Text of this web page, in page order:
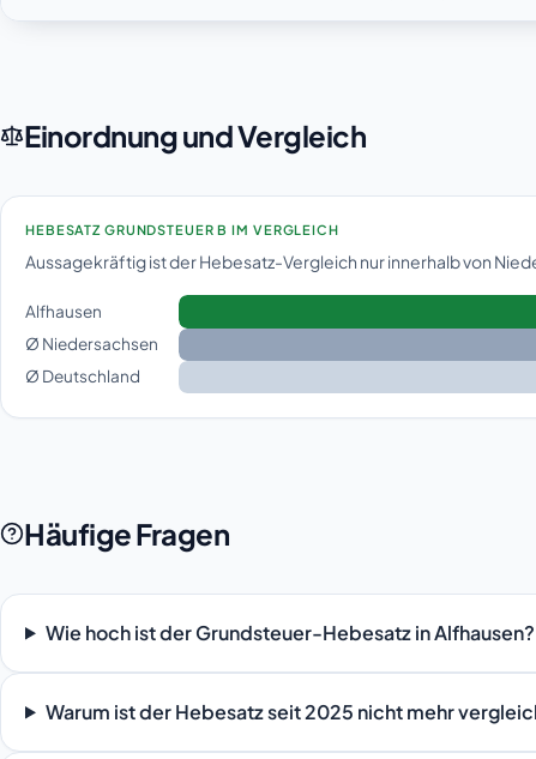
Einordnung und Vergleich
HEBESATZ GRUNDSTEUER B IM VERGLEICH
Aussagekräftig ist der Hebesatz-Vergleich nur innerhalb von
Alfhausen
Ø Niedersachsen
Ø Deutschland
Häufige Fragen
Wie hoch ist der Grundsteuer-Hebesatz in Alfhausen?
Warum ist der Hebesatz seit 2025 nicht mehr